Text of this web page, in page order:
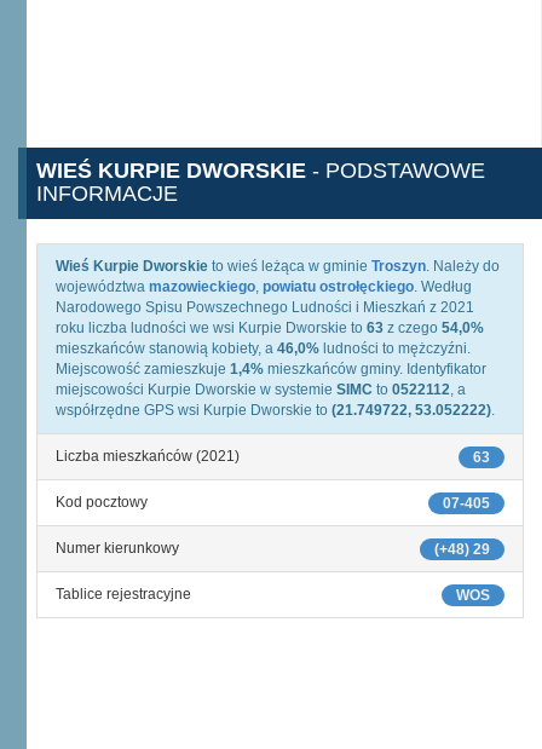
WIEŚ KURPIE DWORSKIE - PODSTAWOWE
INFORMACJE
Wieś Kurpie Dworskie to wieś leżąca w gminie Troszyn. Należy do
województwa mazowieckiego, powiatu ostrołęckiego. Według
Narodowego Spisu Powszechnego Ludności i Mieszkań z 2021
roku liczba ludności we wsi Kurpie Dworskie to 63 z czego 54,0%
mieszkańców stanowią kobiety, a 46,0% ludności to mężczyźni.
Miejscowość zamieszkuje 1,4% mieszkańców gminy. Identyfikator
miejscowości Kurpie Dworskie w systemie SIMC to 0522112, a
współrzędne GPS wsi Kurpie Dworskie to (21.749722, 53.052222).
63
Liczba mieszkańców (2021)
07-405
Kod pocztowy
(+48) 29
Numer kierunkowy
WOS
Tablice rejestracyjne